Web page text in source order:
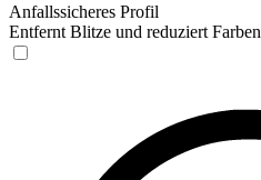
Anfallssicheres Profil
Entfernt Blitze und reduziert Farben